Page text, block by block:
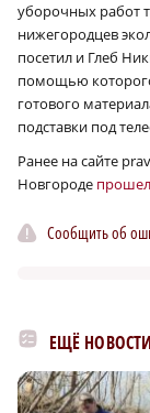
уборочных работ
нижегородцев
посетил и Глеб
помощью
готового
подставки под
Ранее на сайте
Новгороде
Сообщить об
ЕЩЁ